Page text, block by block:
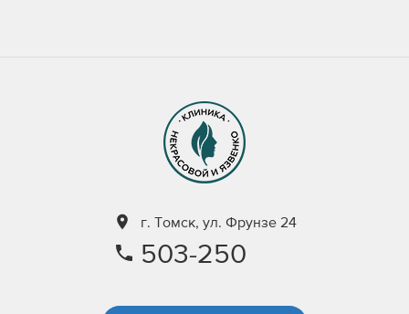
г. Томск, ул. Фрунзе 24
503-250